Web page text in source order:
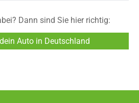
Dann sind Sie hier richtig:
Auto in Deutschland